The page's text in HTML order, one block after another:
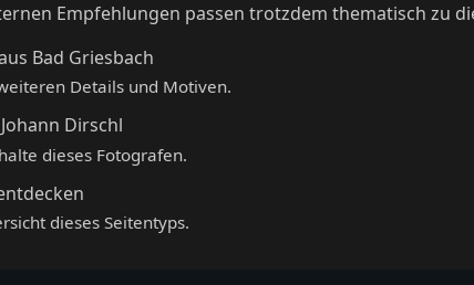
Empfehlungen passen trotzdem thematisch zu
Bad Griesbach
Details und Motiven.
Dirschl
dieses Fotografen.
dieses Seitentyps.